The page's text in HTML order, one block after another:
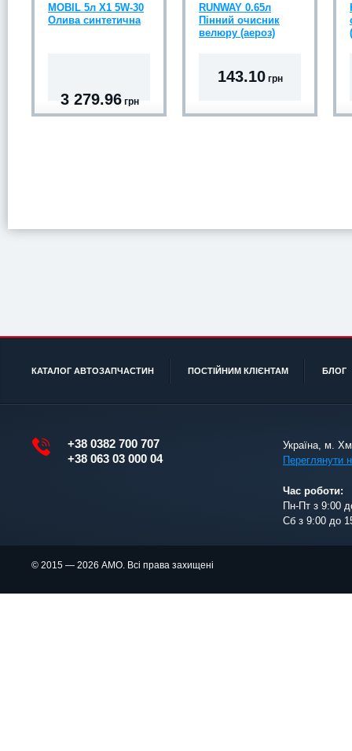
MOBIL 5л X1 5W-30
Олива синтетична
3 279.96 грн
RUNWAY 0.65л
Пінний очисник
велюру (аероз)
143.10грн
КАТАЛОГ АВТОЗАПЧАСТИН ПОСТІЙНИМ КЛІЄНТАМ БЛОГ
+38 0382 700 707
+38 063 03 000 04
Україна, м.
Переглянути
Час роботи:
Пн-Пт з 9:00
Сб з 9:00 до
© 2015 — 2026 АМО. Всі права захищені